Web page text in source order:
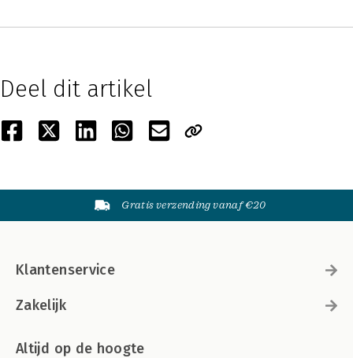
Deel dit artikel
Gratis verzending vanaf €20
Klantenservice
Zakelijk
Altijd op de hoogte